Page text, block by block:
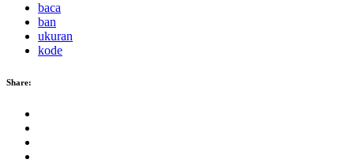
baca
ban
ukuran
kode
Share: